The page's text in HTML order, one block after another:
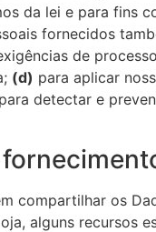
da lei e para fins
fornecidos
de
(d) para aplicar
para detectar e
compartilhar os
alguns recursos